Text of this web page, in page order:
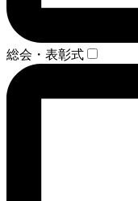
総会・表彰式